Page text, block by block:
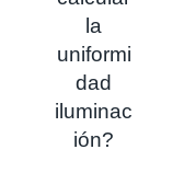
la
uniformi
dad
iluminac
ión?